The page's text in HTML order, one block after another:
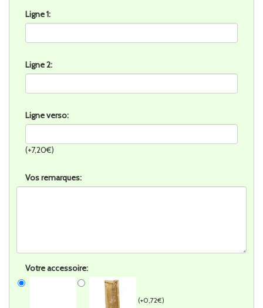
Ligne 1:
Ligne 2:
Ligne verso:
(+7,20€)
Vos remarques:
Votre accessoire:
(+0,72€)